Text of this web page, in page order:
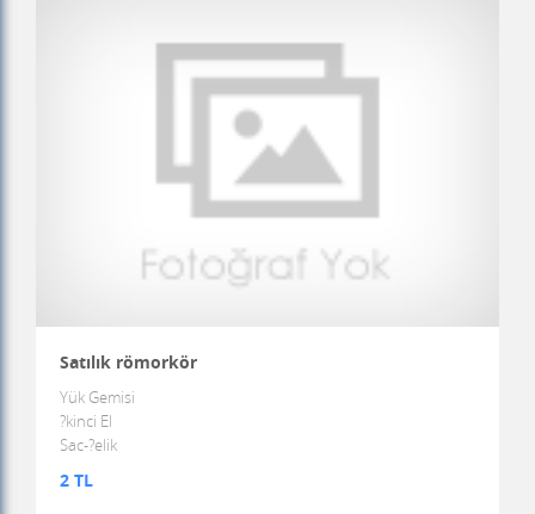
Satılık römorkör
Yük Gemisi
?kinci El
Sac-?elik
2 TL